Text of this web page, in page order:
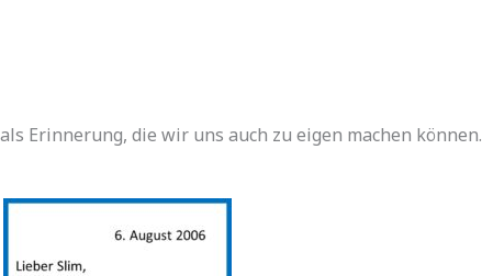
Erinnerung, die wir uns auch zu eigen machen können.